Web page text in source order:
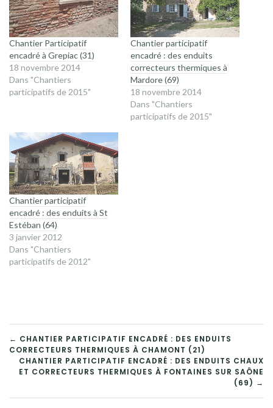
Chantier Participatif
encadré à Grepiac (31)
18 novembre 2014
Dans "Chantiers
participatifs de 2015"
Chantier participatif
encadré : des enduits
correcteurs thermiques à
Mardore (69)
18 novembre 2014
Dans "Chantiers
participatifs de 2015"
Chantier participatif
encadré : des enduits à St
Estéban (64)
3 janvier 2012
Dans "Chantiers
participatifs de 2012"
NAVIGATION
DE
L’ARTICLE
← CHANTIER PARTICIPATIF ENCADRÉ : DES ENDUITS
CORRECTEURS THERMIQUES À CHAMONT (21)
CHANTIER PARTICIPATIF ENCADRÉ : DES ENDUITS CHAUX
ET CORRECTEURS THERMIQUES À FONTAINES SUR SAÔNE
(69) →